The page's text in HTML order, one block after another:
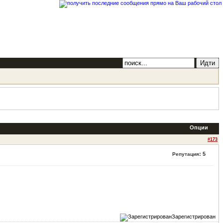
Опции
#173
Репутация: 5
Зарегистрирован